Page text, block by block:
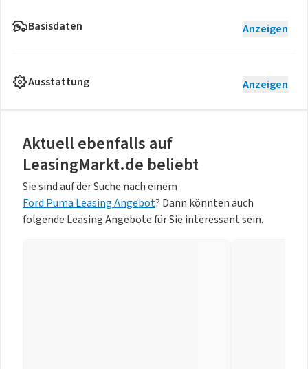
Basisdaten Anzeigen
Ausstattung Anzeigen
Aktuell ebenfalls auf
LeasingMarkt.de beliebt
Sie sind auf der Suche nach einem
Ford Puma Leasing Angebot? Dann könnten auch
folgende Leasing Angebote für Sie interessant sein.